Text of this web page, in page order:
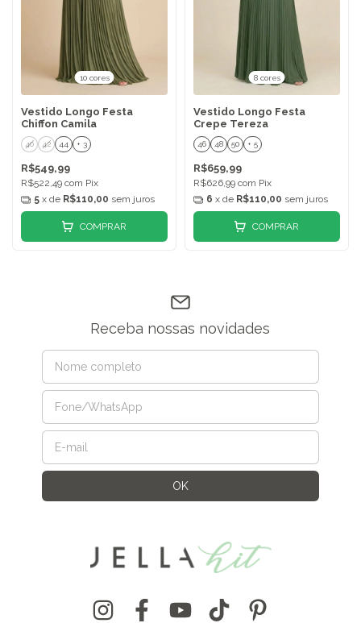
10 cores
Vestido Longo Festa
Chiffon Camila
40 42 44 + 3
R$549,99
R$522,49 com Pix
5 x de R$110,00 sem juros
COMPRAR
8 cores
Vestido Longo Festa
Crepe Tereza
46 48 50 + 5
R$659,99
R$626,99 com Pix
6 x de R$110,00 sem juros
COMPRAR
Receba nossas novidades